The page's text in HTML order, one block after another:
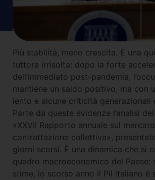
Più stabilità, meno crescita. E una
tuttora irrisolta: dopo la forte
dell’immediato post-pandemia,
mantiene un saldo positivo, ma con
lento e alcune criticità generazionali
Parte da queste evidenze l’analisi
«XXVII Rapporto annuale sul
contrattazione collettiva»,
giorni scorsi. È una dinamica che si
quadro macroeconomico del Paese:
stime, lo scorso anno il Pil italiano è